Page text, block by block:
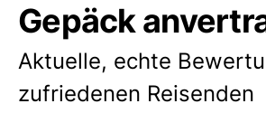
Gepäck
Aktuelle, echte
zufriedenen Reisenden